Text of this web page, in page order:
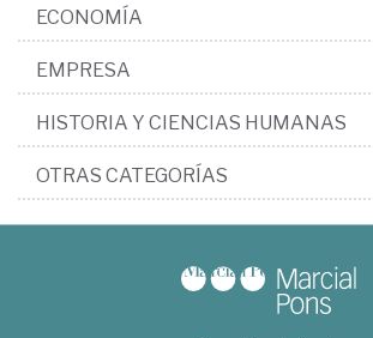
ECONOMÍA
EMPRESA
HISTORIA Y CIENCIAS HUMANAS
OTRAS CATEGORÍAS